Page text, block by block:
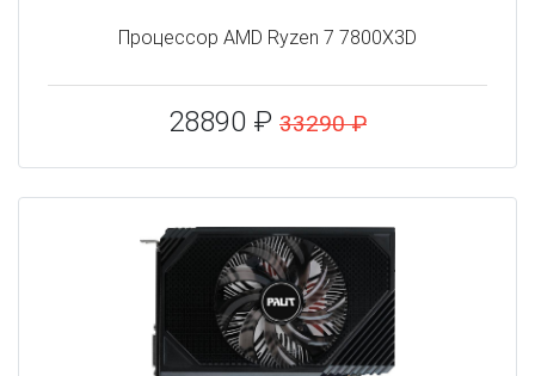
Процессор AMD Ryzen 7 7800X3D
28890 ₽ 33290 ₽